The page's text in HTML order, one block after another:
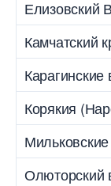
Елизовский
Камчатский
Карагинские
Корякия
Олюторский